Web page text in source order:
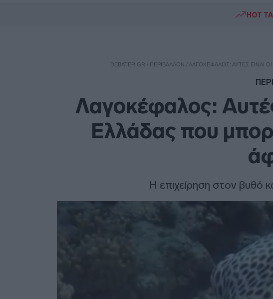
HOT
DEBATER.GR / ΠΕΡΙΒΑΛΛΟΝ /ΛΑΓΟΚΈΦΑΛΟΣ: ΑΥΤΈΣ ΕΊΝΑΙ
Λαγοκέφαλος:
Ελλάδας που
Η επιχείρηση στον βυθό